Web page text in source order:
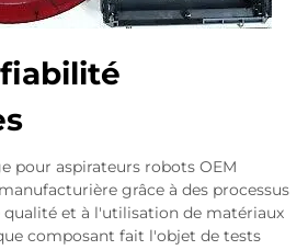
pour aspirateurs robots OEM
grâce à des processus
et à l'utilisation de matériaux
composant fait l'objet de tests